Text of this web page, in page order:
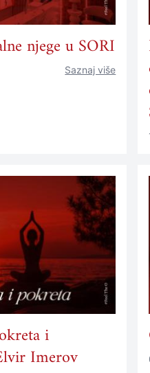
njege u SORI
Saznaj više
i
Imerov